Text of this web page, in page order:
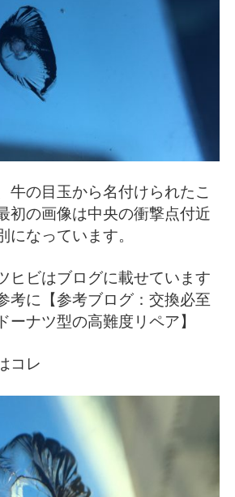
牛の目玉から名付けられたこ
初の画像は中央の衝撃点付近
になっています。
ヒビはブログに載せています
考に【参考ブログ：交換必至
ーナツ型の高難度リペア】
コレ